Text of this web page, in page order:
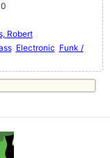
Robert
Electronic Funk /